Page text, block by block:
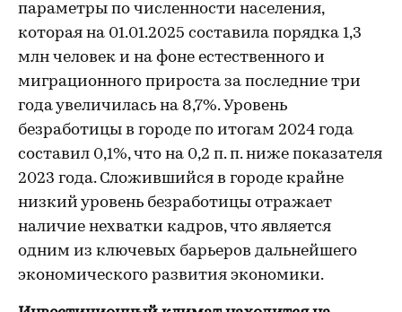
параметры по численности населения,
которая на 01.01.2025 составила порядка 1,3
млн человек и на фоне естественного и
миграционного прироста за последние три
года увеличилась на 8,7%. Уровень
безработицы в городе по итогам 2024 года
составил 0,1%, что на 0,2 п. п. ниже показателя
2023 года. Сложившийся в городе крайне
низкий уровень безработицы отражает
наличие нехватки кадров, что является
одним из ключевых барьеров дальнейшего
экономического развития экономики.